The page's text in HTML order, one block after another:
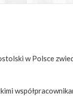
w Polsce